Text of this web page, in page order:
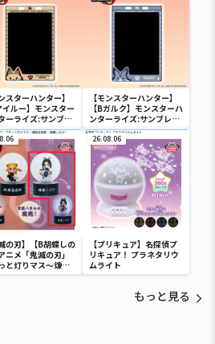
スターハンター】
イルー】モンスター
ーライズ:サンブレ
ジタルメモパッド
【モンスターハンター】
【Bガルク】モンスターハ
ンターライズ:サンブレイ
ク デジタルメモパッド
の刃】【B胡蝶しの
ニメ「鬼滅の刃」
と灯りマス～煉獄
・胡蝶しのぶ～
26.08.06
【プリキュア】名探偵プ
リキュア！ プラネタリウ
ムライト
もっと見る